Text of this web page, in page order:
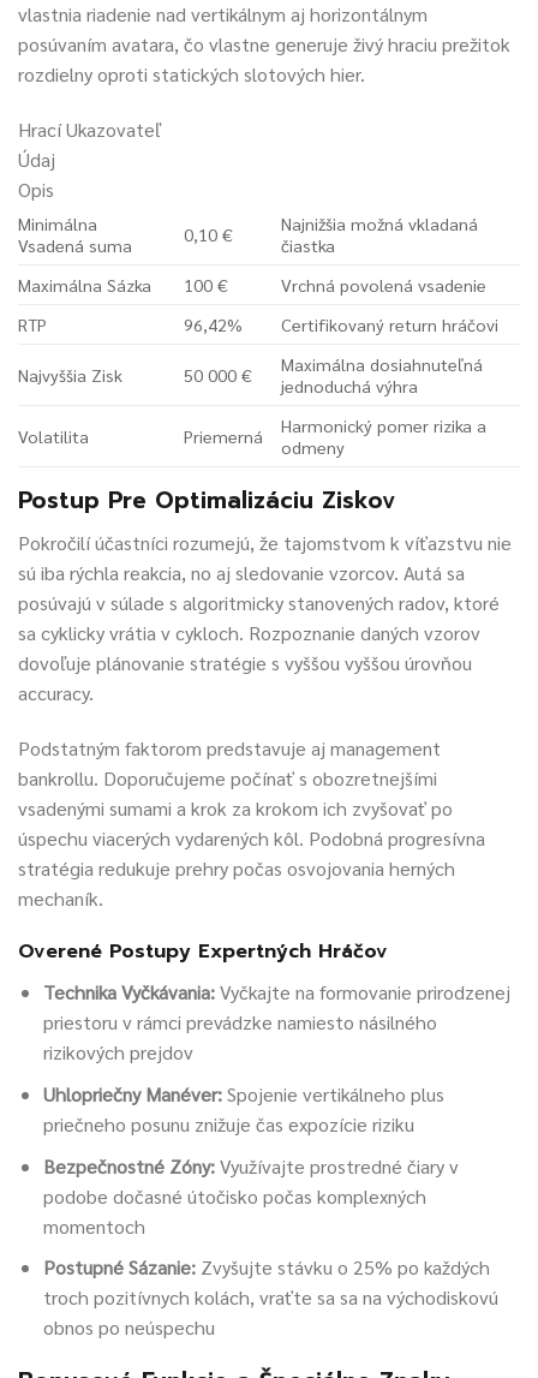
vlastnia riadenie nad vertikálnym aj horizontálnym
posúvaním avatara, čo vlastne generuje živý hraciu prežitok
rozdielny oproti statických slotových hier.
Hrací Ukazovateľ
Údaj
Opis
Minimálna
Vsadená suma
0,10 €
Najnižšia možná vkladaná
čiastka
Maximálna Sázka
100 €
Vrchná povolená vsadenie
RTP
96,42% Certifikovaný return hráčovi
Najvyššia Zisk 50 000 €
Maximálna dosiahnuteľná
jednoduchá výhra
Volatilita Priemerná
Harmonický pomer rizika a
odmeny
Postup Pre Optimalizáciu Ziskov
Pokročilí účastníci rozumejú, že tajomstvom k víťazstvu nie
sú iba rýchla reakcia, no aj sledovanie vzorcov. Autá sa
posúvajú v súlade s algoritmicky stanovených radov, ktoré
sa cyklicky vrátia v cykloch. Rozpoznanie daných vzorov
dovoľuje plánovanie stratégie s vyššou vyššou úrovňou
accuracy.
Podstatným faktorom predstavuje aj management
bankrollu. Doporučujeme počínať s obozretnejšími
vsadenými sumami a krok za krokom ich zvyšovať po
úspechu viacerých vydarených kôl. Podobná progresívna
stratégia redukuje prehry počas osvojovania herných
mechaník.
Overené Postupy Expertných Hráčov
Technika Vyčkávania:Vyčkajte na formovanie prirodzenej
priestoru v rámci prevádzke namiesto násilného
rizikových prejdov
Uhlopriečny Manéver:Spojenie vertikálneho plus
priečneho posunu znižuje čas expozície riziku
Bezpečnostné Zóny:Využívajte prostredné čiary v
podobe dočasné útočisko počas komplexných
momentoch
Postupné Sázanie:Zvyšujte stávku o 25% po každých
troch pozitívnych kolách, vraťte sa sa na východiskovú
obnos po neúspechu